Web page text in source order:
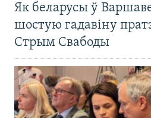
Як беларусы ў
шостую гадавіну
Стрым Свабоды